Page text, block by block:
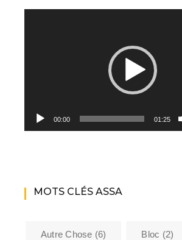
Les encadrants du club
Sécurité
00:00 01:25
MOTS CLÉS ASSA
Autre Chose (6) Bloc (2)